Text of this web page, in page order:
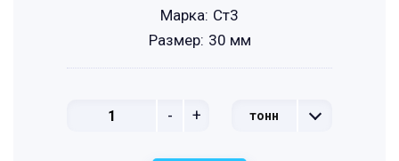
- + тонн
Марка: Ст3
Размер: 30 мм